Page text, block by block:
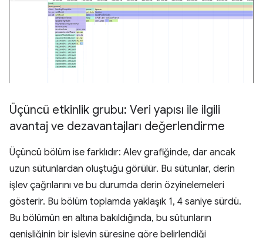
Üçüncü etkinlik grubu: Veri yapısı ile ilgili
avantaj ve dezavantajları değerlendirme
Üçüncü bölüm ise farklıdır: Alev grafiğinde, dar ancak
uzun sütunlardan oluştuğu görülür. Bu sütunlar, derin
işlev çağrılarını ve bu durumda derin özyinelemeleri
gösterir. Bu bölüm toplamda yaklaşık 1, 4 saniye sürdü.
Bu bölümün en altına bakıldığında, bu sütunların
genişliğinin bir işlevin süresine göre belirlendiği